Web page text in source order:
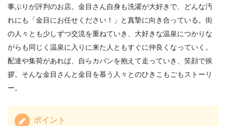
事ぶりが評判のお店。金目さん自身も洗濯が大好きで、どんな汚
れにも「金目にお任せください！」と真摯に向き合っている。街
の人々とも少しずつ交流を重ねていき、大好きな温泉につかりな
がらも同じく温泉に入りに来た人ともすぐに仲良くなっていく。
配達や集荷があれば、自らカバンを抱えて走っていき、笑顔で挨
拶。そんな金目さんと金目を慕う人々とのひきこもごもストーリ
ー。
ポイント